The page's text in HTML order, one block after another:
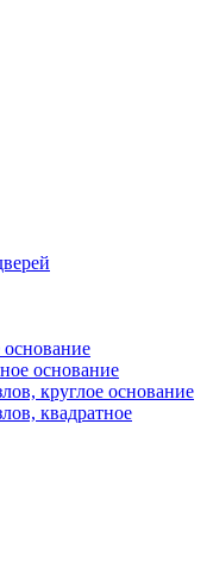
основание
круглое основание
квадратное